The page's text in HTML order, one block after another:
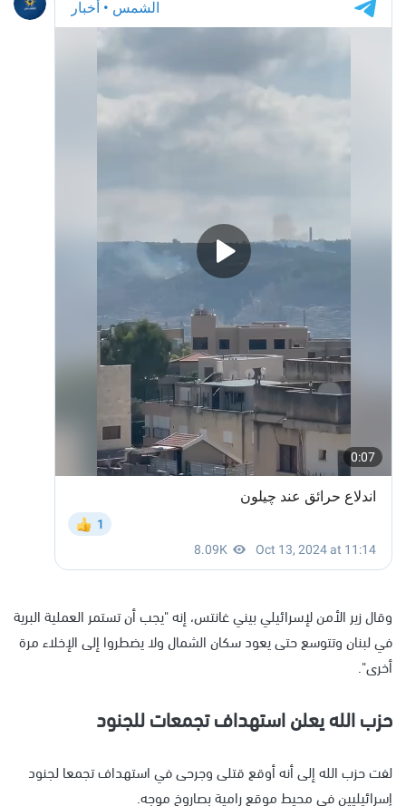
وقال زير الأمن لإسرائيلي بيني غانتس، إنه "يجب أن تستمر العملية البرية
في لبنان وتتوسع حتى يعود سكان الشمال ولا يضطروا إلى الإخلاء مرة
أخرى".
حزب الله يعلن استهداف تجمعات للجنود
لفت حزب الله إلى أنه أوقع قتلى وجرحى في استهداف تجمعا لجنود
إسرائيليين في محيط موقع رامية بصاروخ موجه.